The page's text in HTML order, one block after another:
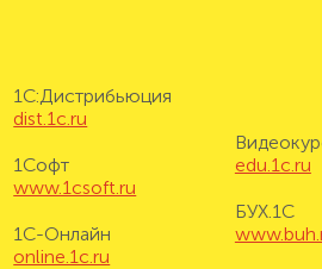
1С:Дистрибьюция
dist.1c.ru
1Софт
www.1csoft.ru
1С-Онлайн
online.1c.ru
edu.1c.ru
БУХ.1С